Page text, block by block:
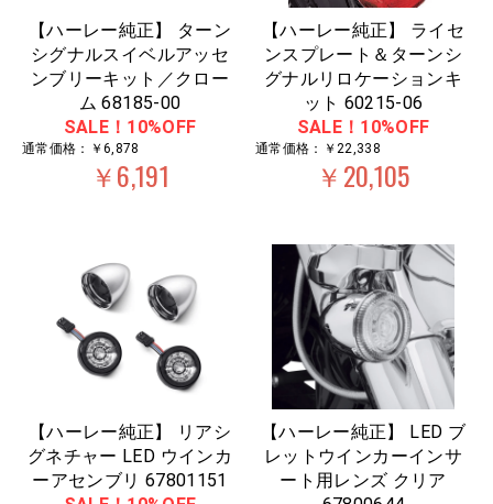
【ハーレー純正】 ターン
シグナルスイベルアッセ
ンブリーキット／クロー
ム 68185-00
SALE！10%OFF
通常価格：￥6,878
￥6,191
【ハーレー純正】 ライセ
ンスプレート＆ターンシ
グナルリロケーションキ
ット 60215-06
SALE！10%OFF
通常価格：￥22,338
￥20,105
【ハーレー純正】 リアシ
グネチャー LED ウインカ
ーアセンブリ 67801151
【ハーレー純正】 LED ブ
レットウインカーインサ
ート用レンズ クリア